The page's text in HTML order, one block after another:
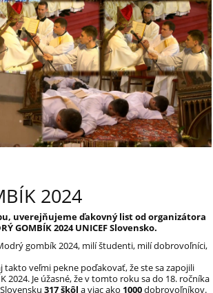
2024
uverejňujeme ďakovný list od organizátora
GOMBÍK 2024 UNICEF Slovensko.
gombík 2024, milí študenti, milí dobrovoľníci,
takto veľmi pekne poďakovať, že ste sa zapojili
2024. Je úžasné, že v tomto roku sa do 18. ročníka
317 škôl a viac ako 1000dobrovoľníkov.